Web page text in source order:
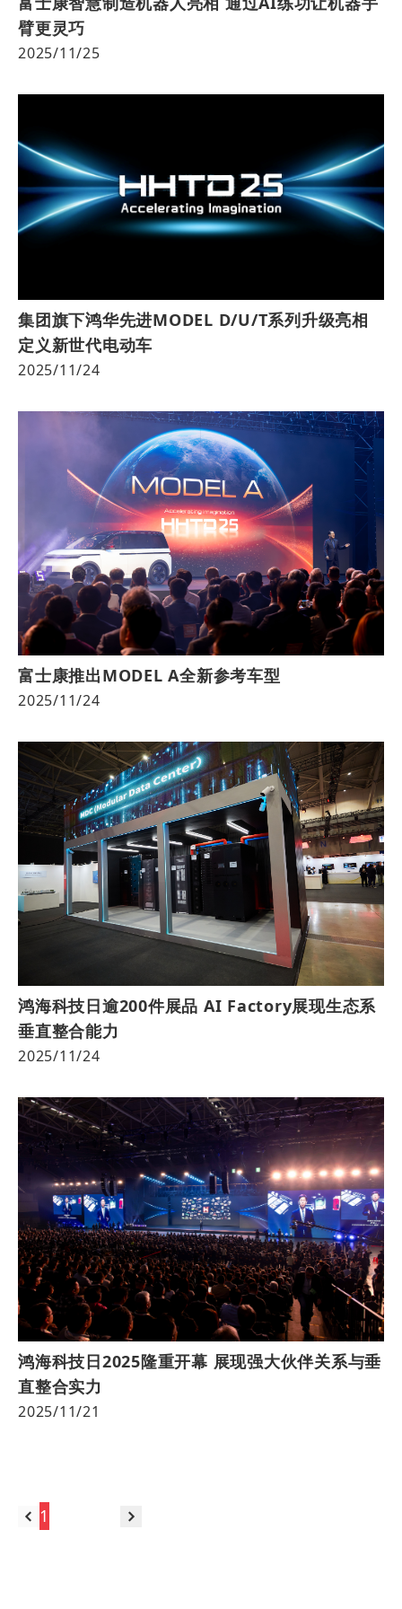
臂更灵巧
2025/11/25
集团旗下鸿华先进MODEL D/U/T系列升级亮相
定义新世代电动车
2025/11/24
富士康推出MODEL A全新参考车型
2025/11/24
鸿海科技日逾200件展品 AI Factory展现生态系
垂直整合能力
2025/11/24
鸿海科技日2025隆重开幕 展现强大伙伴关系与垂
直整合实力
2025/11/21
1